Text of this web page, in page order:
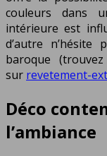
couleurs dans
intérieure est
d’autre
baroque
sur revetement-
Déco
l’ambiance